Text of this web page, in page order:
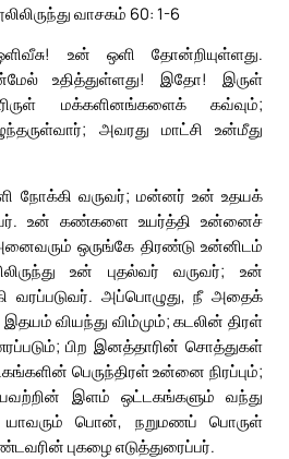
வாசகம் 60: 1-6
உன் ஒளி தோன்றியுள்ளது.
உதித்துள்ளது! இதோ! இருள்
மக்களினங்களைக் கவ்வும்;
அவரது மாட்சி உன்மீது
நோக்கி வருவர்; மன்னர் உன் உதயக்
உன் கண்களை உயர்த்தி உன்னைச்
ஒருங்கே திரண்டு உன்னிடம்
உன் புதல்வர் வருவர்; உன்
வரப்படுவர். அப்பொழுது, நீ அதைக்
வியந்து விம்மும்; கடலின் திரள்
பிற இனத்தாரின் சொத்துகள்
பெருந்திரள் உன்னை நிரப்பும்;
இளம் ஒட்டகங்களும் வந்து
யாவரும் பொன், நறுமணப் பொருள்
புகழை எடுத்துரைப்பர்.